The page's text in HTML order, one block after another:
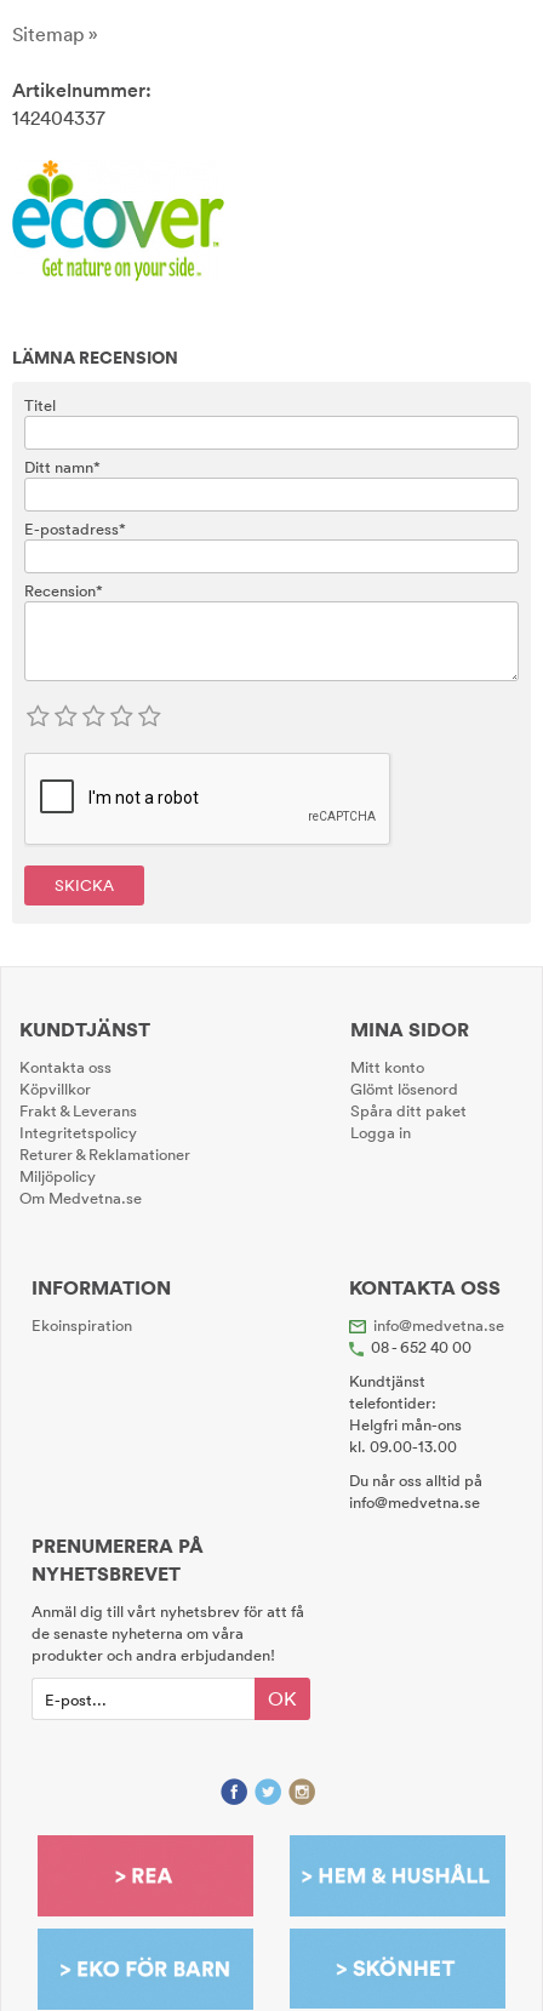
Sitemap »
Artikelnummer:
142404337
LÄMNA RECENSION
Titel
Ditt namn*
E-postadress*
Recension*
SKICKA
KUNDTJÄNST
Kontakta oss
Köpvillkor
Frakt & Leverans
Integritetspolicy
Returer & Reklamationer
Miljöpolicy
Om Medvetna.se
MINA SIDOR
Mitt konto
Glömt lösenord
Spåra ditt paket
Logga in
INFORMATION
Ekoinspiration
KONTAKTA OSS
info@medvetna.se
08 - 652 40 00
Kundtjänst
telefontider:
Helgfri mån-ons
kl. 09.00-13.00
Du når oss alltid på
info@medvetna.se
PRENUMERERA PÅ
NYHETSBREVET
Anmäl dig till vårt nyhetsbrev för att få
de senaste nyheterna om våra
produkter och andra erbjudanden!
OK